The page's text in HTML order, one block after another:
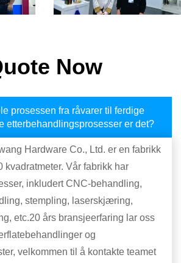
Now
prosessen fra råvarer til ferdige
etterbehandlingsprosesser er det?
Hardware Co., Ltd. er en fabrikk
kvadratmeter. Vår fabrikk har
inkludert CNC-behandling,
stempling, laserskjæring,
etc.20 års bransjeerfaring lar oss
og
velkommen til å kontakte teamet